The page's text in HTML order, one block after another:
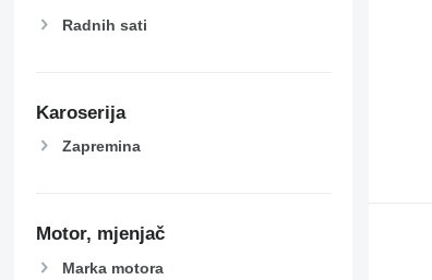
Radnih sati
Karoserija
Zapremina
Motor, mjenjač
Marka motora